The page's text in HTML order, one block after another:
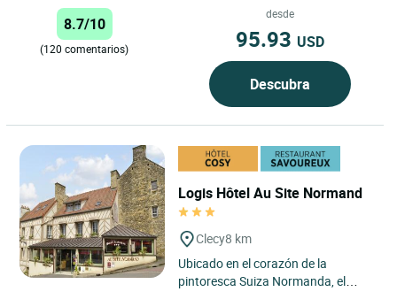
Normande, donde...
8.7/10
(120 comentarios)
desde
95.93 USD
Descubra
Logis Hôtel Au Site Normand
Clecy8 km
Ubicado en el corazón de la
pintoresca Suiza Normanda, el